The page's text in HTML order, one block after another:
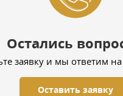
Остались
заявку и мы ответим
Оставить заявку